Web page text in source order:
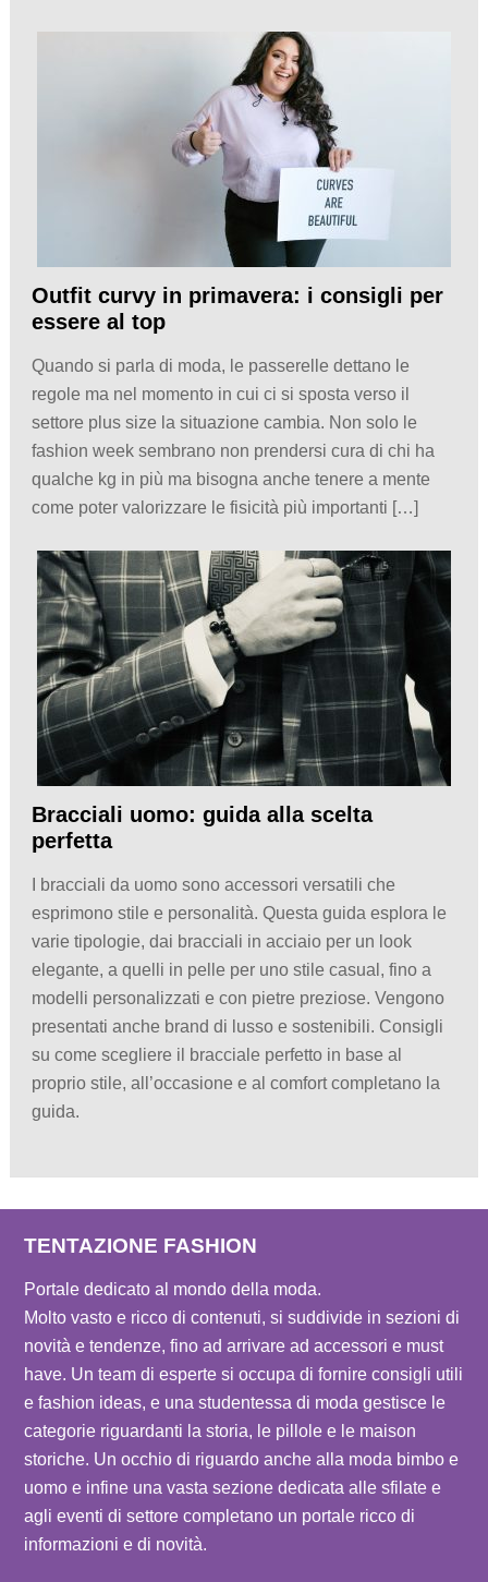
Outfit curvy in primavera: i consigli per
essere al top
Quando si parla di moda, le passerelle dettano le
regole ma nel momento in cui ci si sposta verso il
settore plus size la situazione cambia. Non solo le
fashion week sembrano non prendersi cura di chi ha
qualche kg in più ma bisogna anche tenere a mente
come poter valorizzare le fisicità più importanti […]
Bracciali uomo: guida alla scelta
perfetta
I bracciali da uomo sono accessori versatili che
esprimono stile e personalità. Questa guida esplora le
varie tipologie, dai bracciali in acciaio per un look
elegante, a quelli in pelle per uno stile casual, fino a
modelli personalizzati e con pietre preziose. Vengono
presentati anche brand di lusso e sostenibili. Consigli
su come scegliere il bracciale perfetto in base al
proprio stile, all’occasione e al comfort completano la
guida.
TENTAZIONE FASHION
Portale dedicato al mondo della moda.
Molto vasto e ricco di contenuti, si suddivide in sezioni di
novità e tendenze, fino ad arrivare ad accessori e must
have. Un team di esperte si occupa di fornire consigli utili
e fashion ideas, e una studentessa di moda gestisce le
categorie riguardanti la storia, le pillole e le maison
storiche. Un occhio di riguardo anche alla moda bimbo e
uomo e infine una vasta sezione dedicata alle sfilate e
agli eventi di settore completano un portale ricco di
informazioni e di novità.